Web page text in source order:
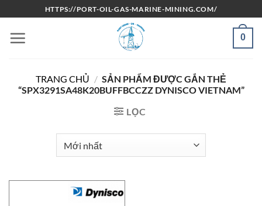
qua
nội
HTTPS://PORT-OIL-GAS-MARINE-MINING.COM/
0
TRANG CHỦ / SẢN PHẨM ĐƯỢC GẮN THẺ
“SPX3291SA48K20BUFFBCCZZ DYNISCO VIETNAM”
LỌC